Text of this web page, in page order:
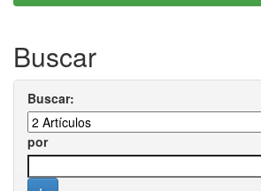
Buscar
Buscar:
por